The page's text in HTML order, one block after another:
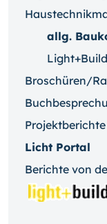
allg.
Broschüren/
Projektberichte
Licht Portal
Berichte von